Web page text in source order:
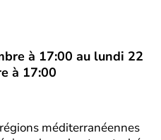
à 17:00 au lundi 22
à 17:00
méditerranéennes